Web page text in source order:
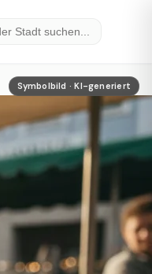
Symbolbild · KI-generiert